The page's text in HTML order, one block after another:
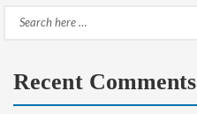
Search
Recent Comments